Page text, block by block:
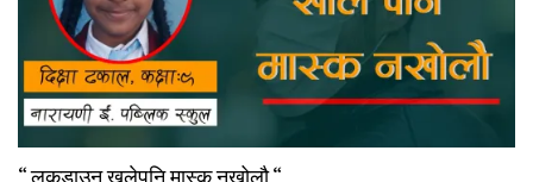
“ लकडाउन खुलेपनि मास्क नखोलौ “